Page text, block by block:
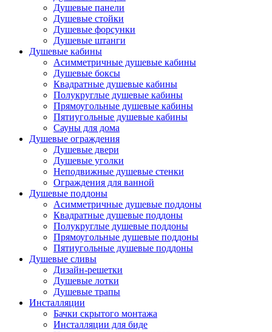
Душевые панели
Душевые стойки
Душевые форсунки
Душевые штанги
Душевые кабины
Асимметричные душевые кабины
Душевые боксы
Квадратные душевые кабины
Полукруглые душевые кабины
Прямоугольные душевые кабины
Пятиугольные душевые кабины
Сауны для дома
Душевые ограждения
Душевые двери
Душевые уголки
Неподвижные душевые стенки
Ограждения для ванной
Душевые поддоны
Асимметричные душевые поддоны
Квадратные душевые поддоны
Полукруглые душевые поддоны
Прямоугольные душевые поддоны
Пятиугольные душевые поддоны
Душевые сливы
Дизайн-решетки
Душевые лотки
Душевые трапы
Инсталляции
Бачки скрытого монтажа
Инсталляции для биде